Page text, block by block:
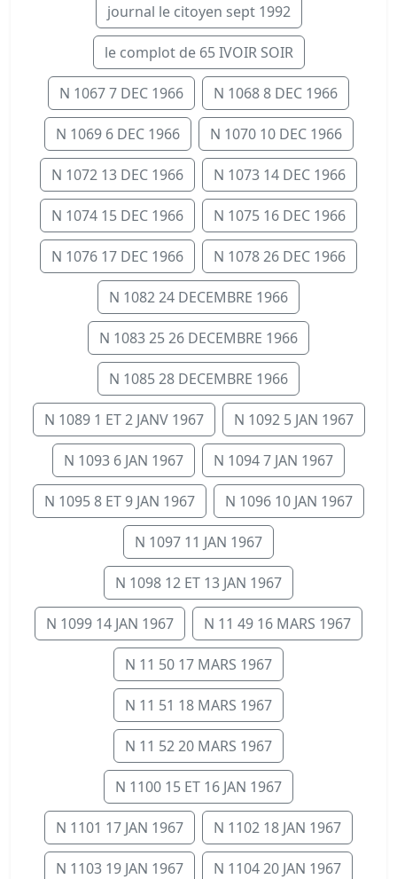
journal le citoyen sept 1992
le complot de 65 IVOIR SOIR
N 1067 7 DEC 1966 N 1068 8 DEC 1966
N 1069 6 DEC 1966 N 1070 10 DEC 1966
N 1072 13 DEC 1966 N 1073 14 DEC 1966
N 1074 15 DEC 1966 N 1075 16 DEC 1966
N 1076 17 DEC 1966 N 1078 26 DEC 1966
N 1082 24 DECEMBRE 1966
N 1083 25 26 DECEMBRE 1966
N 1085 28 DECEMBRE 1966
N 1089 1 ET 2 JANV 1967 N 1092 5 JAN 1967
N 1093 6 JAN 1967 N 1094 7 JAN 1967
N 1095 8 ET 9 JAN 1967 N 1096 10 JAN 1967
N 1097 11 JAN 1967
N 1098 12 ET 13 JAN 1967
N 1099 14 JAN 1967 N 11 49 16 MARS 1967
N 11 50 17 MARS 1967
N 11 51 18 MARS 1967
N 11 52 20 MARS 1967
N 1100 15 ET 16 JAN 1967
N 1101 17 JAN 1967 N 1102 18 JAN 1967
N 1103 19 JAN 1967 N 1104 20 JAN 1967